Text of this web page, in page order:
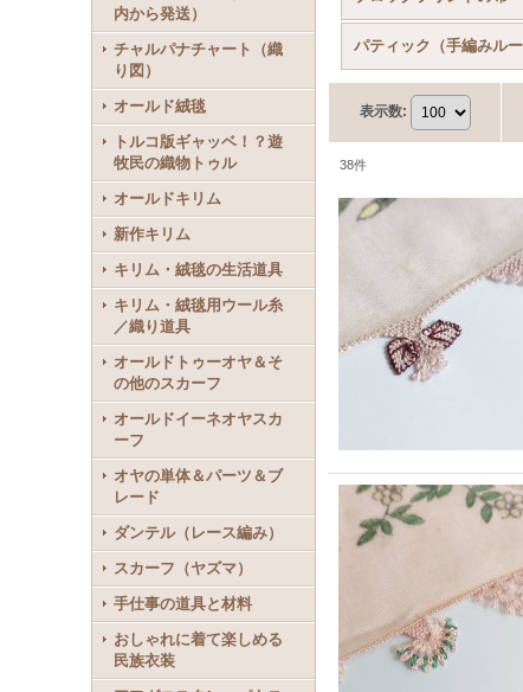
内から発送）
チャルパナチャート（織
り図）
オールド絨毯
トルコ版ギャッベ！？遊
牧民の織物トゥル
オールドキリム
新作キリム
キリム・絨毯の生活道具
キリム・絨毯用ウール糸
／織り道具
オールドトゥーオヤ＆そ
の他のスカーフ
オールドイーネオヤスカ
ーフ
オヤの単体＆パーツ＆ブ
レード
ダンテル（レース編み）
スカーフ（ヤズマ）
手仕事の道具と材料
おしゃれに着て楽しめる
民族衣装
表示数:
38件